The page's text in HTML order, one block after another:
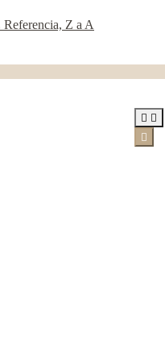
Referencia, Z a A
 
